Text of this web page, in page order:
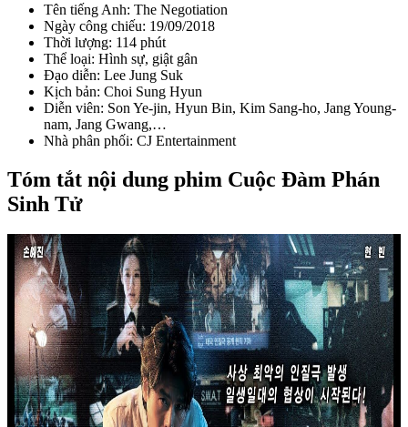
Tên tiếng Anh: The Negotiation
Ngày công chiếu: 19/09/2018
Thời lượng: 114 phút
Thể loại: Hình sự, giật gân
Đạo diễn: Lee Jung Suk
Kịch bản: Choi Sung Hyun
Diễn viên: Son Ye-jin, Hyun Bin, Kim Sang-ho, Jang Young-
nam, Jang Gwang,…
Nhà phân phối: CJ Entertainment
Tóm tắt nội dung phim Cuộc Đàm Phán
Sinh Tử